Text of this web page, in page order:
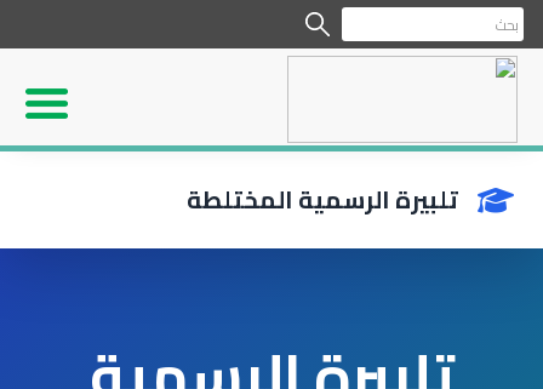
تلبيرة الرسمية المختلطة